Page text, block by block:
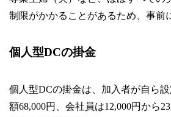
制限がかかることがあるため、事前
個人型DCの掛金
個人型DCの掛金は、加入者が自ら
額68,000円、会社員は12,000円から